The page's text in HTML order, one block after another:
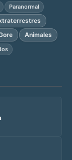
Paranormal
Animales